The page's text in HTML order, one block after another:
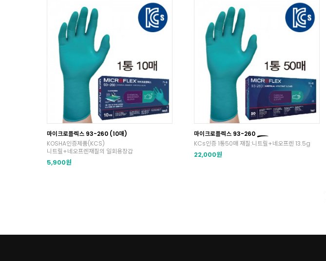
마이크로플렉스 93-260 (10매)
KOSHA인증제품(KCS)
니트릴+네오프렌재질의 일회용장갑
5,900원
마이크로플렉스 93-260
KCs인증 1통50매 재질:니트릴+네오프렌 13.5g
22,000원